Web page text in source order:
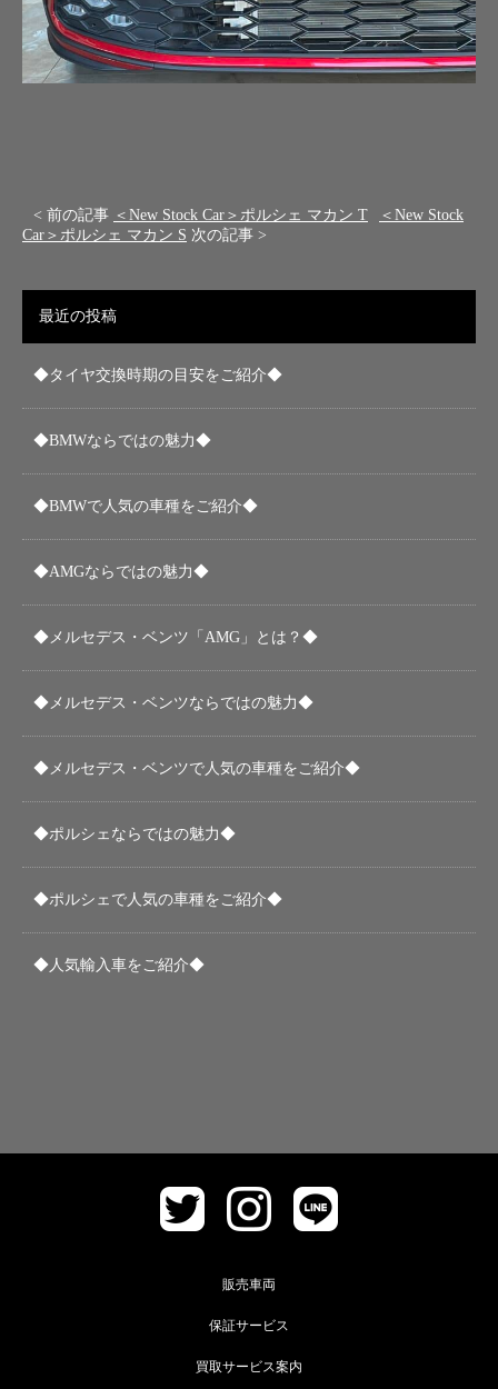
< 前の記事 ＜New Stock Car＞ポルシェ マカン T
＜New Stock
Car＞ポルシェ マカン S 次の記事 >
最近の投稿
◆タイヤ交換時期の目安をご紹介◆
◆BMWならではの魅力◆
◆BMWで人気の車種をご紹介◆
◆AMGならではの魅力◆
◆メルセデス・ベンツ「AMG」とは？◆
◆メルセデス・ベンツならではの魅力◆
◆メルセデス・ベンツで人気の車種をご紹介◆
◆ポルシェならではの魅力◆
◆ポルシェで人気の車種をご紹介◆
◆人気輸入車をご紹介◆
販売車両
保証サービス
買取サービス案内